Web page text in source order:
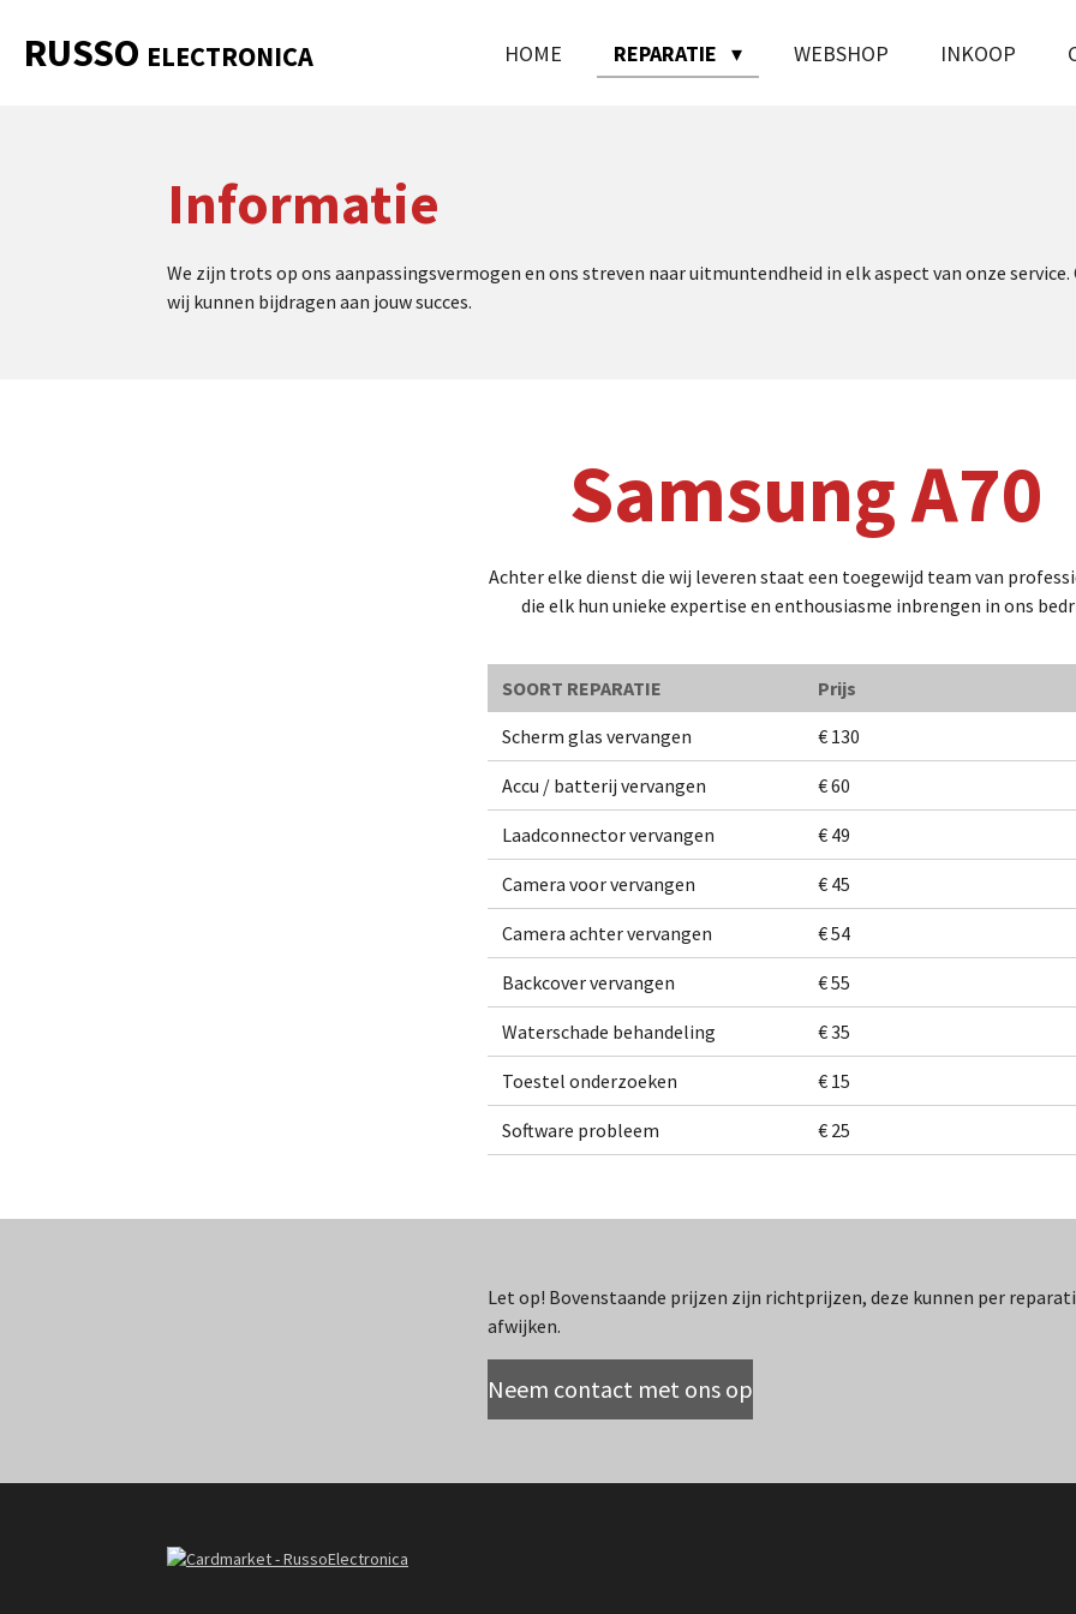
direct
RUSSO ELECTRONICA HOME REPARATIE WEBSHOP INKOOP
Informatie
We zijn trots op ons aanpassingsvermogen en ons streven naar uitmuntendheid in elk aspect van onze
wij kunnen bijdragen aan jouw succes.
Samsung A70
Achter elke dienst die wij leveren staat een toegewijd team van
die elk hun unieke expertise en enthousiasme inbrengen in ons
SOORT REPARATIE
Prijs
Scherm glas vervangen
€ 130
Accu / batterij vervangen € 60
Laadconnector vervangen € 49
Camera voor vervangen € 45
Camera achter vervangen € 54
Backcover vervangen € 55
Waterschade behandeling € 35
Toestel onderzoeken € 15
Software probleem € 25
Let op! Bovenstaande prijzen zijn richtprijzen, deze kunnen per
afwijken.
Neem contact met ons op